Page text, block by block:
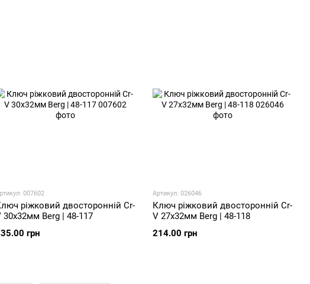
007602
ріжковий двосторонній Cr-
30х32мм Berg | 48-117
грн
Артикул: 026046
Ключ ріжковий двосторонній Cr-
V 27х32мм Berg | 48-118
214.00 грн